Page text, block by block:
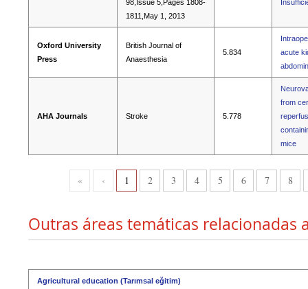
98,Issue 5,Pages 1808-
1811,May 1, 2013
Oxford University
Press
British Journal of
Anaesthesia
5.834
acute
AHA Journals Stroke 5.778
from
mice
« ‹ 1 2 3 4 5 6 7 8
Outras áreas temáticas relacionadas
Agricultural education (Tarımsal eğitim)